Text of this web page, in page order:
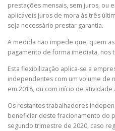
prestações mensais, sem juros, ou
aplicáveis juros de mora às três
seja necessário prestar garantia.
A medida não impede que, quem
pagamento de forma imediata, nos
Esta flexibilização aplica-se a
independentes com um volume de
em 2018, ou com início de
Os restantes trabalhadores
beneficiar deste fracionamento do
segundo trimestre de 2020, caso